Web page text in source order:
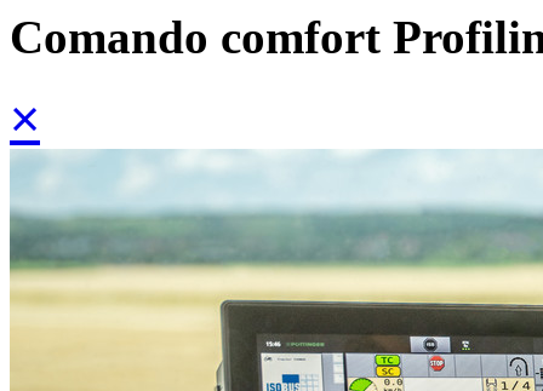
Comando comfort
×